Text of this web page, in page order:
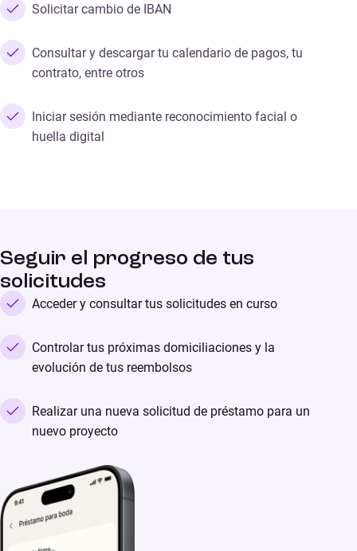
Solicitar cambio de IBAN
Consultar y descargar tu calendario de pagos, tu
contrato, entre otros
Iniciar sesión mediante reconocimiento facial o
huella digital
Seguir el progreso de tus
solicitudes
Acceder y consultar tus solicitudes en curso
Controlar tus próximas domiciliaciones y la
evolución de tus reembolsos
Realizar una nueva solicitud de préstamo para un
nuevo proyecto